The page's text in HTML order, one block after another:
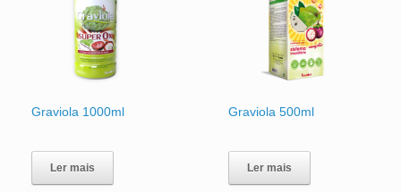
Graviola 1000ml
Ler mais
Graviola 500ml
Ler mais